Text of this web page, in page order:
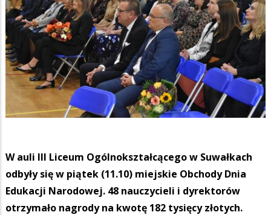
W auli III Liceum Ogólnokształcącego w Suwałkach
odbyły się w piątek (11.10) miejskie Obchody Dnia
Edukacji Narodowej. 48 nauczycieli i dyrektorów
otrzymało nagrody na kwotę 182 tysięcy złotych.